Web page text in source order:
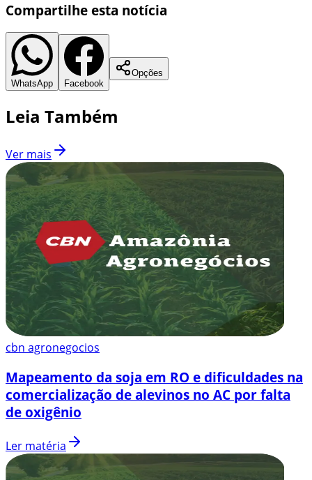
Compartilhe esta notícia
WhatsApp Facebook
Opções
Leia Também
Ver mais
cbn agronegocios
Mapeamento da soja em RO e dificuldades na
comercialização de alevinos no AC por falta
de oxigênio
Ler matéria